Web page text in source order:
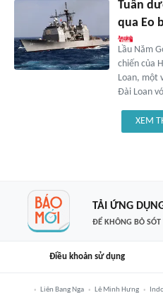
Tuần
qua Eo
Lầu Năm
chiến của
Loan, một
Đài Loan
XEM
TẢI ỨNG
ĐỂ KHÔNG BỎ SÓT
Điều khoản sử dụng
Liên Bang Nga Lê Minh Hưng